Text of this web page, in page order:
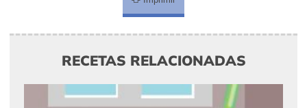
RECETAS RELACIONADAS